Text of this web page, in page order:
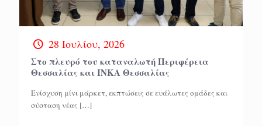
28 Ιουλίου, 2026
Στο πλευρό του καταναλωτή Περιφέρεια
Θεσσαλίας και ΙΝΚΑ Θεσσαλίας
Ενίσχυση μίνι μάρκετ, εκπτώσεις σε ευάλωτες ομάδες και
σύσταση νέας […]